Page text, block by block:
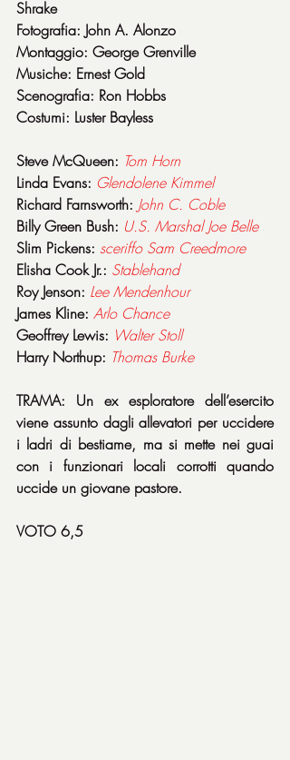
Shrake
Fotografia: John A. Alonzo
Montaggio: George Grenville
Musiche: Ernest Gold
Scenografia: Ron Hobbs
Costumi: Luster Bayless
Steve McQueen: Tom Horn
Linda Evans: Glendolene Kimmel
Richard Farnsworth: John C. Coble
Billy Green Bush: U.S. Marshal Joe Belle
Slim Pickens: sceriffo Sam Creedmore
Elisha Cook Jr.: Stablehand
Roy Jenson: Lee Mendenhour
James Kline: Arlo Chance
Geoffrey Lewis: Walter Stoll
Harry Northup: Thomas Burke
TRAMA: Un ex esploratore dell’esercito
viene assunto dagli allevatori per uccidere
i ladri di bestiame, ma si mette nei guai
con i funzionari locali corrotti quando
uccide un giovane pastore.
VOTO 6,5